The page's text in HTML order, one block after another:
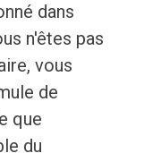
dans
n'êtes pas
vous
de
que
du